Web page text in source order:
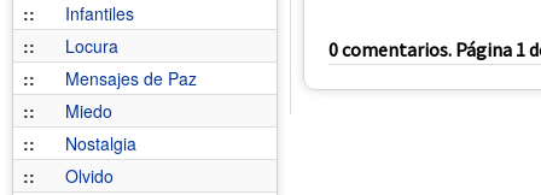
::
Infantiles
::
Locura
::
Mensajes de Paz
::
Miedo
::
Nostalgia
::
Olvido
0 comentarios. Página 1